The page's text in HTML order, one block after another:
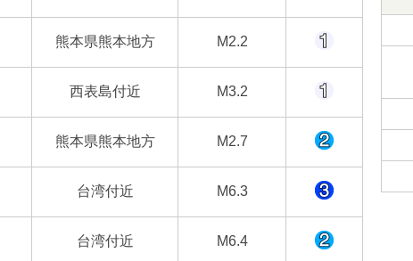
熊本県熊本地方 M2.2
西表島付近 M3.2
熊本県熊本地方 M2.7
台湾付近 M6.3
台湾付近 M6.4